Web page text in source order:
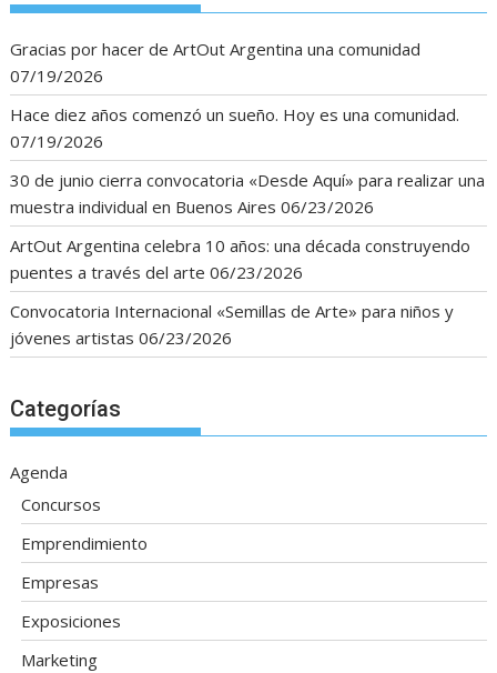
Gracias por hacer de ArtOut Argentina una comunidad
07/19/2026
Hace diez años comenzó un sueño. Hoy es una comunidad.
07/19/2026
30 de junio cierra convocatoria «Desde Aquí» para realizar una
muestra individual en Buenos Aires 06/23/2026
ArtOut Argentina celebra 10 años: una década construyendo
puentes a través del arte 06/23/2026
Convocatoria Internacional «Semillas de Arte» para niños y
jóvenes artistas 06/23/2026
Categorías
Agenda
Concursos
Emprendimiento
Empresas
Exposiciones
Marketing